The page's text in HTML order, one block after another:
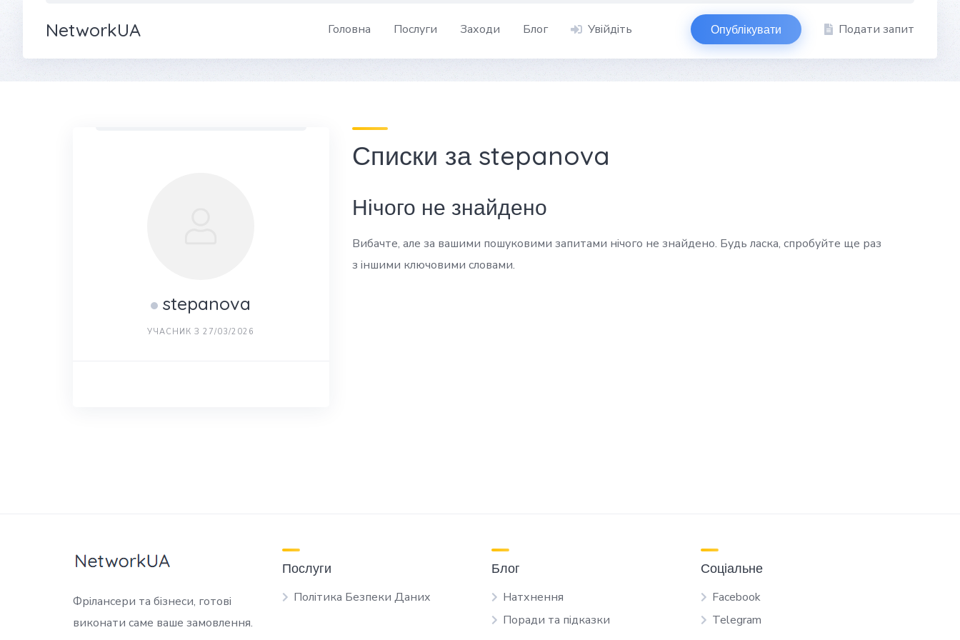
NetworkUA Головна Послуги Заходи Блог Увійдіть Опублікувати Подати запит
stepanova
УЧАСНИК З 27/03/2026
Списки за stepanova
Нічого не знайдено
Вибачте, але за вашими пошуковими запитами нічого не знайдено. Будь ласка, спробуйте ще раз
з іншими ключовими словами.
Фрілансери та бізнеси, готові
виконати саме ваше замовлення.
Послуги
Політика Безпеки Даних
Блог
Натхнення
Поради та підказки
Соціальне
Facebook
Telegram